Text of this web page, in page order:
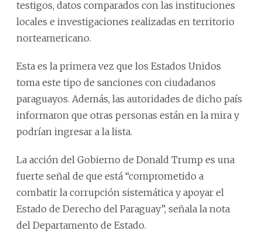
testigos, datos comparados con las instituciones
locales e investigaciones realizadas en territorio
norteamericano.
Esta es la primera vez que los Estados Unidos
toma este tipo de sanciones con ciudadanos
paraguayos. Además, las autoridades de dicho país
informaron que otras personas están en la mira y
podrían ingresar a la lista.
La acción del Gobierno de Donald Trump es una
fuerte señal de que está “comprometido a
combatir la corrupción sistemática y apoyar el
Estado de Derecho del Paraguay”, señala la nota
del Departamento de Estado.